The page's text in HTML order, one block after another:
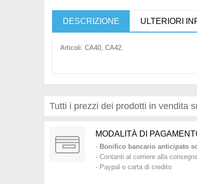
DESCRIZIONE ULTERIORI
Articoli: CA40, CA42.
Tutti i prezzi dei prodotti in vendita
MODALITÀ DI
- Bonifico bancario anticipato
- Contanti al corriere alla
- Paypal o carta di credito